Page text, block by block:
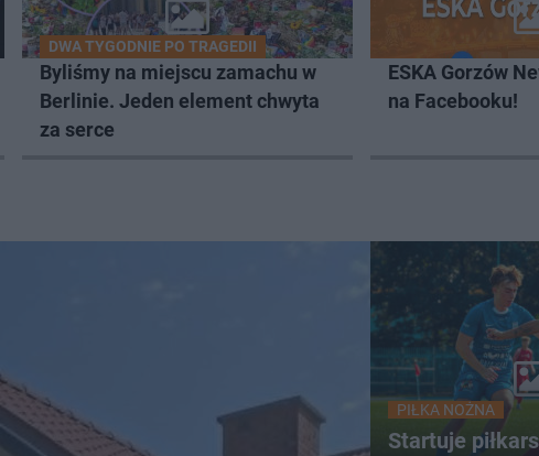
DWA TYGODNIE PO TRAGEDII
Byliśmy na miejscu zamachu w
Berlinie. Jeden element chwyta
za serce
ESKA Gorzów
na Facebooku!
PIŁKA NOŻNA
Startuje